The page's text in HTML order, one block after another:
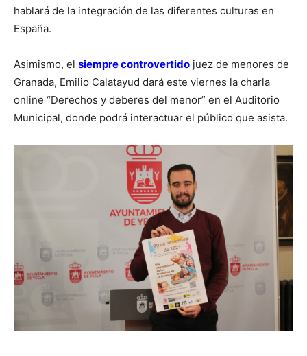
hablará de la integración de las diferentes culturas en
España.
Asimismo, el siempre controvertido juez de menores de
Granada, Emilio Calatayud dará este viernes la charla
online “Derechos y deberes del menor” en el Auditorio
Municipal, donde podrá interactuar el público que asista.